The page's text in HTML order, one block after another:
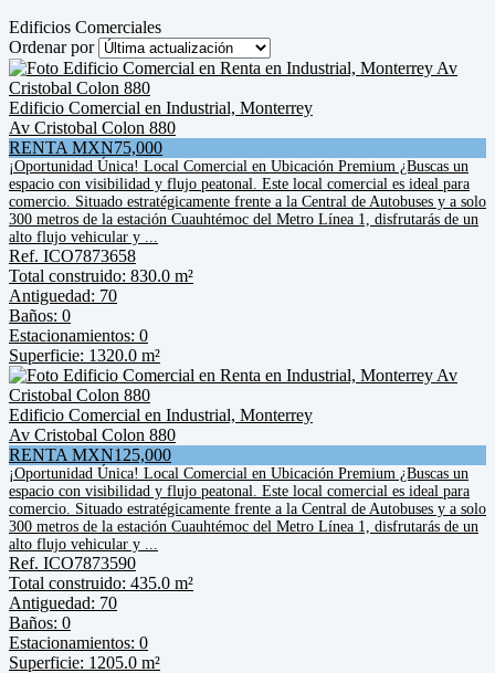
Edificios Comerciales
Ordenar por
Edificio Comercial en Industrial, Monterrey
Av Cristobal Colon 880
RENTA MXN75,000
¡Oportunidad Única! Local Comercial en Ubicación Premium ¿Buscas un
espacio con visibilidad y flujo peatonal. Este local comercial es ideal para
comercio. Situado estratégicamente frente a la Central de Autobuses y a solo
300 metros de la estación Cuauhtémoc del Metro Línea 1, disfrutarás de un
alto flujo vehicular y ...
Ref. ICO7873658
Total construido: 830.0 m²
Antiguedad: 70
Baños: 0
Estacionamientos: 0
Superficie: 1320.0 m²
Edificio Comercial en Industrial, Monterrey
Av Cristobal Colon 880
RENTA MXN125,000
¡Oportunidad Única! Local Comercial en Ubicación Premium ¿Buscas un
espacio con visibilidad y flujo peatonal. Este local comercial es ideal para
comercio. Situado estratégicamente frente a la Central de Autobuses y a solo
300 metros de la estación Cuauhtémoc del Metro Línea 1, disfrutarás de un
alto flujo vehicular y ...
Ref. ICO7873590
Total construido: 435.0 m²
Antiguedad: 70
Baños: 0
Estacionamientos: 0
Superficie: 1205.0 m²